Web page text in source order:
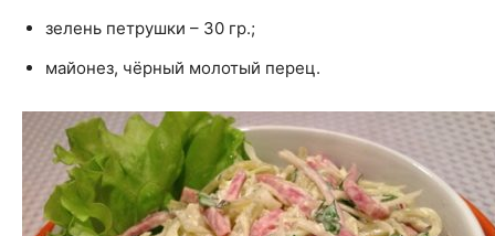
зелень петрушки – 30 гр.;
майонез, чёрный молотый перец.